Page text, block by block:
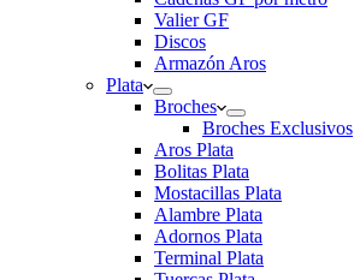
Valier GF
Discos
Armazón Aros
Plata
Broches
Broches Exclusivos
Aros Plata
Bolitas Plata
Mostacillas Plata
Alambre Plata
Adornos Plata
Terminal Plata